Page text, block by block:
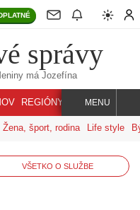
správy
má Jozefína
REGIÓNY INDEX SVET
MENU
Žena, šport, rodina Life style
VŠETKO O SLUŽBE